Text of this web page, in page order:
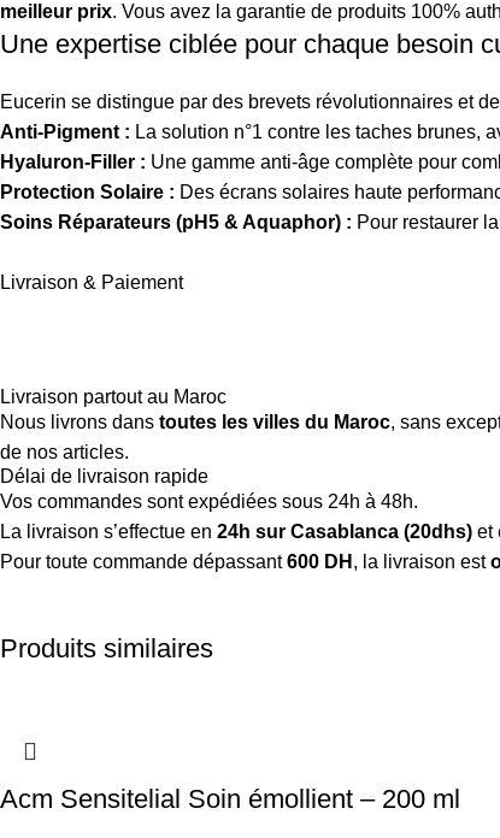
meilleur prix. Vous avez la garantie de produits 100%
Une expertise ciblée pour chaque besoin
Eucerin se distingue par des brevets révolutionnaires et
Anti-Pigment : La solution n°1 contre les taches brunes,
Hyaluron-Filler : Une gamme anti-âge complète pour
Protection Solaire : Des écrans solaires haute
Soins Réparateurs (pH5 & Aquaphor) : Pour restaurer
Livraison & Paiement
Livraison partout au Maroc
Nous livrons dans toutes les villes du Maroc, sans
de nos articles.
Délai de livraison rapide
Vos commandes sont expédiées sous 24h à 48h.
La livraison s’effectue en 24h sur Casablanca (20dhs) et
Pour toute commande dépassant600 DH , la livraison est
Produits similaires
Acm Sensitelial Soin émollient – 200 ml